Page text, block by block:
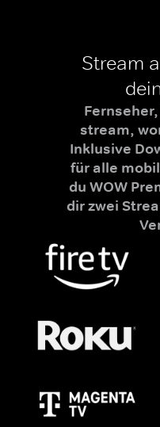
Stream
stream,
Inklusive
für alle
du WOW
dir zwei